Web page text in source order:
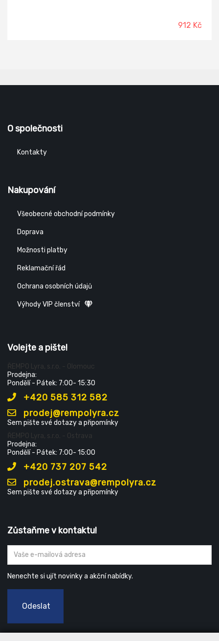
912 Kč
O společnosti
Kontakty
Nakupování
Všeobecné obchodní podmínky
Doprava
Možnosti platby
Reklamační řád
Ochrana osobních údajů
Výhody VIP členství
Volejte a pište!
ŘEMPO Lyra, s.r.o. - Olomouc
Prodejna:
Pondělí - Pátek: 7:00- 15:30
+420 585 312 582
prodej@rempolyra.cz
Sem pište své dotazy a připomínky
ŘEMPO Lyra, s.r.o. - Ostrava
Prodejna:
Pondělí - Pátek: 7:00- 15:00
+420 737 207 542
prodej.ostrava@rempolyra.cz
Sem pište své dotazy a připomínky
Zůstaňme v kontaktu!
Nenechte si ujít novinky a akční nabídky.
Odeslat